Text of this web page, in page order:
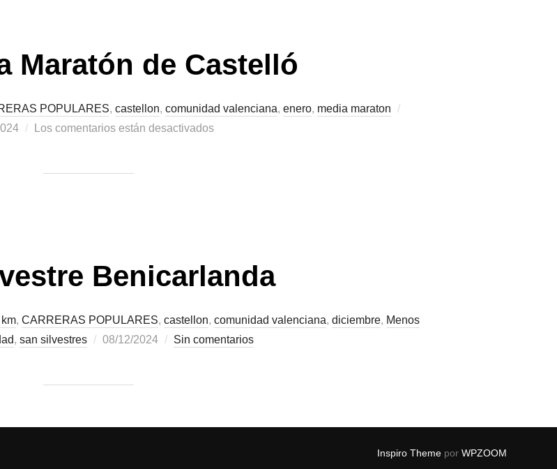
Maratón de Castelló
POPULARES, castellon, comunidad valenciana, enero, media maraton
Los comentarios están desactivados
Benicarlanda
, CARRERAS POPULARES, castellon, comunidad valenciana, diciembre, Menos
, san silvestres 08/12/2024 Sin comentarios
Inspiro Theme por WPZOOM